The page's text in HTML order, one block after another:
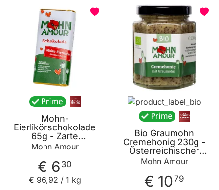
Mohn-
Eierlikörschokolade
65g - Zarte
Bitterschokolade mit
Schlagobers Mohn
und Eierlikör von
Mohn Amour
Mohn Amour
€ 6 30
€ 96,92 / 1 kg
Bio Graumohn
Cremehonig 230g -
Österreichischer
Cremehonig mit
Waldviertler
Graumohn von Mohn
Amour
Mohn Amour
€ 1079